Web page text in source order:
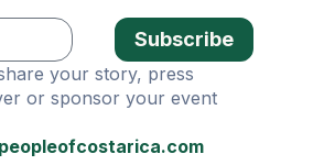
Subscribe
your story, press
or sponsor your event